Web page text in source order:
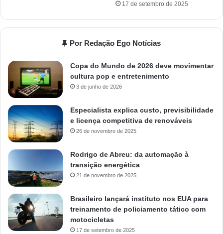
17 de setembro de 2025
Por Redação Ego Notícias
Copa do Mundo de 2026 deve movimentar
cultura pop e entretenimento
3 de junho de 2026
Especialista explica custo, previsibilidade
e licença competitiva de renováveis
26 de novembro de 2025
Rodrigo de Abreu: da automação à
transição energética
21 de novembro de 2025
Brasileiro lançará instituto nos EUA para
treinamento de policiamento tático com
motocicletas
17 de setembro de 2025